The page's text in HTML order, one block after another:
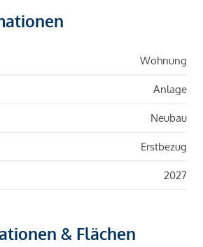
Wohnung
Anlage
Neubau
Erstbezug
2027
& Flächen